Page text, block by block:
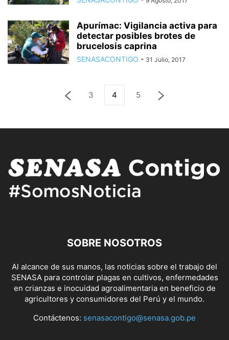
Apurímac: Vigilancia activa para
detectar posibles brotes de
brucelosis caprina
SENASACONTIGO - 31 Julio, 2017
3 4 5
SOBRE NOSOTROS
Al alcance de sus manos, las noticias sobre el trabajo del
SENASA para controlar plagas en cultivos, enfermedades
en crianzas e inocuidad agroalimentaria en beneficio de
agricultores y consumidores del Perú y el mundo.
Contáctenos: senasacontigo@senasa.gob.pe